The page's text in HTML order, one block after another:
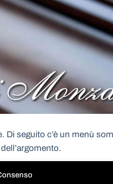
seguito c’è un menù